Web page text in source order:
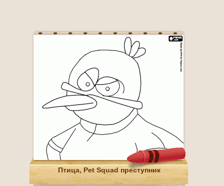
Птица, Pet Squad преступник